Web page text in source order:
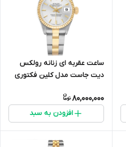
ساعت عقربه ای زنانه رولکس
دیت جاست مدل کلین فکتوری
80,000,000
افزودن به سبد